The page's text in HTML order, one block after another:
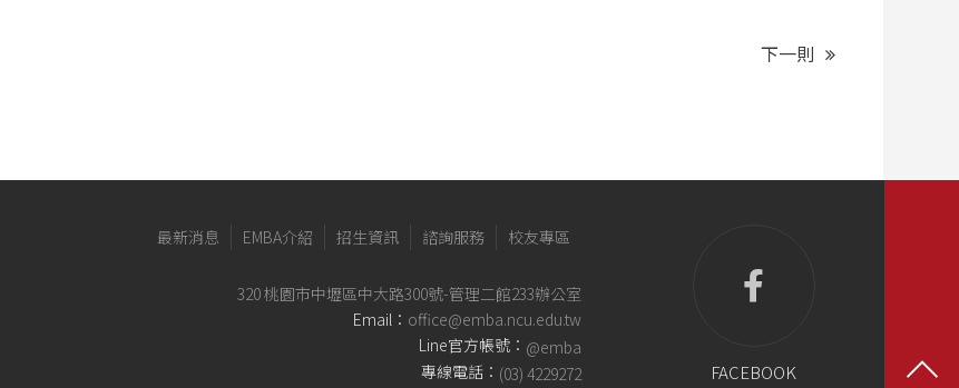
下一則
最新消息 EMBA介紹 招生資訊 諮詢服務 校友專區
320 桃園市中壢區中大路300號-管理二館233辦公室
Email： office@emba.ncu.edu.tw
Line官方帳號： @emba
專線電話： (03) 4229272 FACEBOOK